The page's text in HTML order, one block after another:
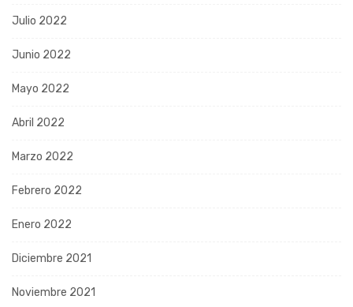
Julio 2022
Junio 2022
Mayo 2022
Abril 2022
Marzo 2022
Febrero 2022
Enero 2022
Diciembre 2021
Noviembre 2021